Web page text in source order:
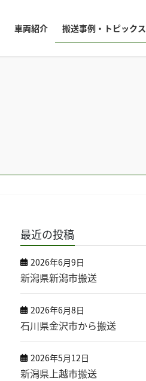
車両紹介 搬送事例・トピックス
最近の投稿
2026年6月9日
新潟県新潟市搬送
2026年6月8日
石川県金沢市から搬送
2026年5月12日
新潟県上越市搬送